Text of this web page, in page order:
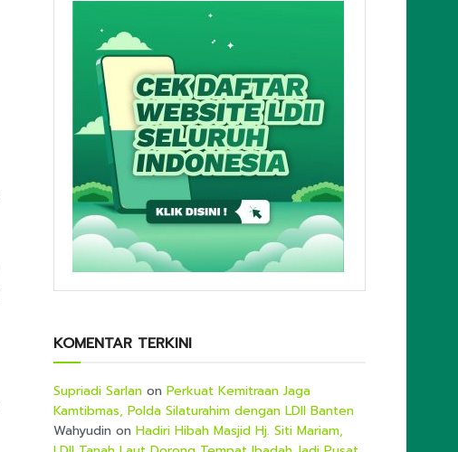
KOMENTAR TERKINI
Supriadi Sarlan on Perkuat Kemitraan Jaga
Kamtibmas, Polda Silaturahim dengan LDII Banten
Wahyudin on Hadiri Hibah Masjid Hj. Siti Mariam,